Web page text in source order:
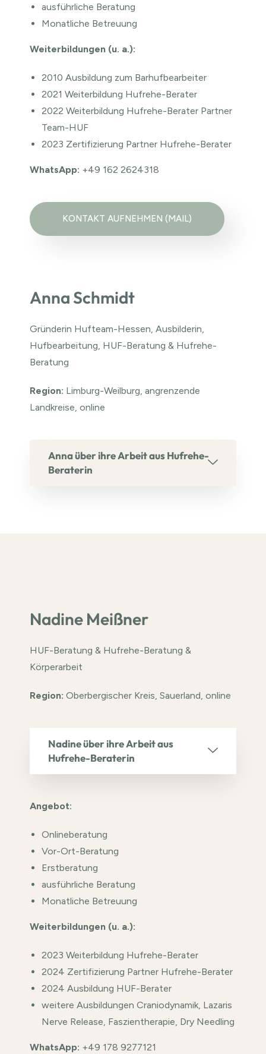
ausführliche Beratung
Monatliche Betreuung
Weiterbildungen (u. a.):
2010 Ausbildung zum Barhufbearbeiter
2021 Weiterbildung Hufrehe-Berater
2022 Weiterbildung Hufrehe-Berater Partner
Team-HUF
2023 Zertifizierung Partner Hufrehe-Berater
WhatsApp: +49 162 2624318
KONTAKT AUFNEHMEN (MAIL)
Anna Schmidt
Gründerin Hufteam-Hessen, Ausbilderin,
Hufbearbeitung, HUF-Beratung & Hufrehe-
Beratung
Region: Limburg-Weilburg, angrenzende
Landkreise, online
Anna über ihre Arbeit aus Hufrehe-
Beraterin
Nadine Meißner
HUF-Beratung & Hufrehe-Beratung &
Körperarbeit
Region: Oberbergischer Kreis, Sauerland, online
Nadine über ihre Arbeit aus
Hufrehe-Beraterin
Angebot:
Onlineberatung
Vor-Ort-Beratung
Erstberatung
ausführliche Beratung
Monatliche Betreuung
Weiterbildungen (u. a.):
2023 Weiterbildung Hufrehe-Berater
2024 Zertifizierung Partner Hufrehe-Berater
2024 Ausbildung HUF-Berater
weitere Ausbildungen Craniodynamik, Lazaris
Nerve Release, Faszientherapie, Dry Needling
WhatsApp: +49 178 9277121